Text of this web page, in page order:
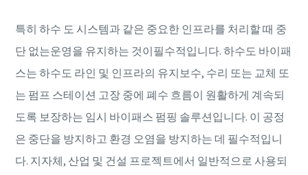
특히 하수 도 시스템과 같은 중요한 인프라를 처리할 때 중
단 없는운영을 유지하는 것이필수적입니다. 하수도 바이패
스는 하수도 라인 및 인프라의 유지보수, 수리 또는 교체 또
는 펌프 스테이션 고장 중에 폐수 흐름이 원활하게 계속되
도록 보장하는 임시 바이패스 펌핑 솔루션입니다. 이 공정
은 중단을 방지하고 환경 오염을 방지하는 데 필수적입니
다. 지자체, 산업 및 건설 프로젝트에서 일반적으로 사용되